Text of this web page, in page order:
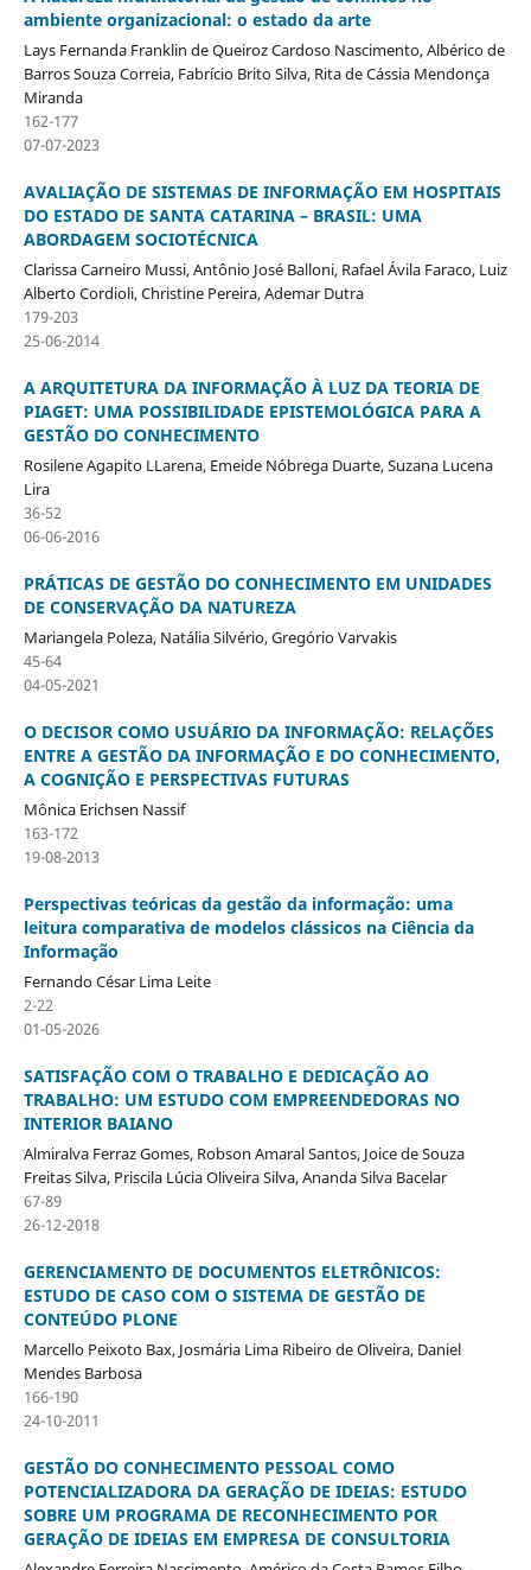
ambiente organizacional: o estado da arte
Lays Fernanda Franklin de Queiroz Cardoso Nascimento, Albérico de
Barros Souza Correia, Fabrício Brito Silva, Rita de Cássia Mendonça
Miranda
162-177
07-07-2023
AVALIAÇÃO DE SISTEMAS DE INFORMAÇÃO EM HOSPITAIS
DO ESTADO DE SANTA CATARINA – BRASIL: UMA
ABORDAGEM SOCIOTÉCNICA
Clarissa Carneiro Mussi, Antônio José Balloni, Rafael Ávila Faraco, Luiz
Alberto Cordioli, Christine Pereira, Ademar Dutra
179-203
25-06-2014
A ARQUITETURA DA INFORMAÇÃO À LUZ DA TEORIA DE
PIAGET: UMA POSSIBILIDADE EPISTEMOLÓGICA PARA A
GESTÃO DO CONHECIMENTO
Rosilene Agapito LLarena, Emeide Nóbrega Duarte, Suzana Lucena
Lira
36-52
06-06-2016
PRÁTICAS DE GESTÃO DO CONHECIMENTO EM UNIDADES
DE CONSERVAÇÃO DA NATUREZA
Mariangela Poleza, Natália Silvério, Gregório Varvakis
45-64
04-05-2021
O DECISOR COMO USUÁRIO DA INFORMAÇÃO: RELAÇÕES
ENTRE A GESTÃO DA INFORMAÇÃO E DO CONHECIMENTO,
A COGNIÇÃO E PERSPECTIVAS FUTURAS
Mônica Erichsen Nassif
163-172
19-08-2013
Perspectivas teóricas da gestão da informação: uma
leitura comparativa de modelos clássicos na Ciência da
Informação
Fernando César Lima Leite
2-22
01-05-2026
SATISFAÇÃO COM O TRABALHO E DEDICAÇÃO AO
TRABALHO: UM ESTUDO COM EMPREENDEDORAS NO
INTERIOR BAIANO
Almiralva Ferraz Gomes, Robson Amaral Santos, Joice de Souza
Freitas Silva, Priscila Lúcia Oliveira Silva, Ananda Silva Bacelar
67-89
26-12-2018
GERENCIAMENTO DE DOCUMENTOS ELETRÔNICOS:
ESTUDO DE CASO COM O SISTEMA DE GESTÃO DE
CONTEÚDO PLONE
Marcello Peixoto Bax, Josmária Lima Ribeiro de Oliveira, Daniel
Mendes Barbosa
166-190
24-10-2011
GESTÃO DO CONHECIMENTO PESSOAL COMO
POTENCIALIZADORA DA GERAÇÃO DE IDEIAS: ESTUDO
SOBRE UM PROGRAMA DE RECONHECIMENTO POR
GERAÇÃO DE IDEIAS EM EMPRESA DE CONSULTORIA